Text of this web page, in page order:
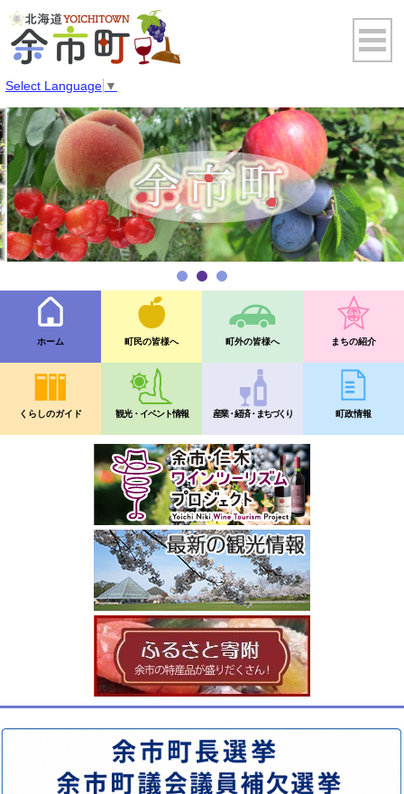
Select Language ▼
ホーム 町民の皆様へ 町外の皆様へ まちの紹介
くらしのガイド 観光・イベント情報 産業・経済・まちづくり 町政情報